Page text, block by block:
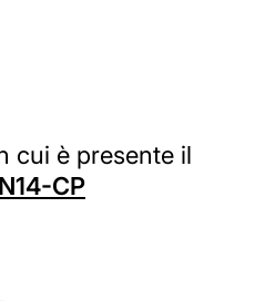
cui è presente il
CP